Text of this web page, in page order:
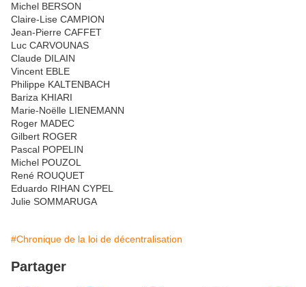
Michel BERSON
Claire-Lise CAMPION
Jean-Pierre CAFFET
Luc CARVOUNAS
Claude DILAIN
Vincent EBLE
Philippe KALTENBACH
Bariza KHIARI
Marie-Noëlle LIENEMANN
Roger MADEC
Gilbert ROGER
Pascal POPELIN
Michel POUZOL
René ROUQUET
Eduardo RIHAN CYPEL
Julie SOMMARUGA
#Chronique de la loi de décentralisation
Partager